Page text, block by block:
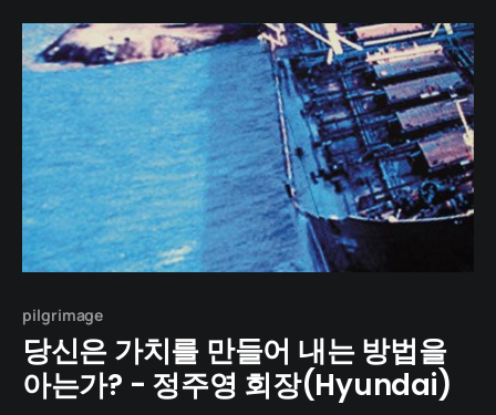
지 읽고 나면, 당신이 오늘 아침
pilgrimage
당신은 가치를 만들어 내는 방법을
아는가? - 정주영 회장(Hyundai)